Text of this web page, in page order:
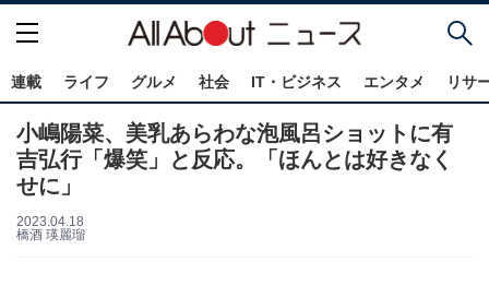
連載 ライフ グルメ 社会 IT・ビジネス エンタメ リサ
小嶋陽菜、美乳あらわな泡風呂ショットに有
吉弘行「爆笑」と反応。「ほんとは好きなく
せに」
2023.04.18
橋酒 瑛麗瑠